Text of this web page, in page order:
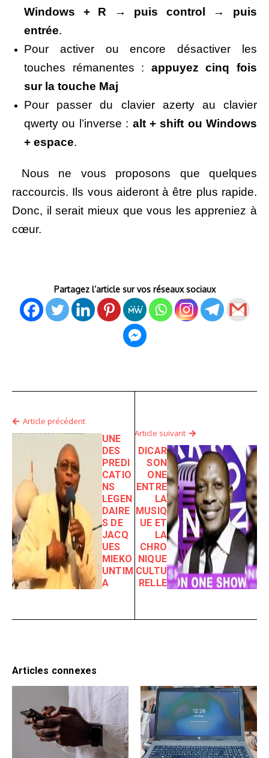
Windows + R → puis control → puis
entrée.
Pour activer ou encore désactiver
les
touches rémanentes : appuyez cinq fois
sur la touche Maj
Pour passer du
clavier azerty au clavier
qwerty ou l’inverse : alt + shift ou Windows
+ espace.
Nous ne vous proposons que quelques
raccourcis. Ils vous aideront à être plus rapide.
Donc, il serait mieux que vous les appreniez à
cœur.
Partagez l’article sur vos réseaux sociaux
Article précédent
UNE
DES
PREDI
CATIO
NS
LEGEN
DAIRE
S DE
JACQ
UES
MIEKO
UNTIM
A
Article suivant
DICAR
SON
ONE
ENTRE
LA
MUSIQ
UE ET
LA
CHRO
NIQUE
CULTU
RELLE
Articles connexes